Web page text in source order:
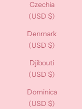
Czechia
(USD $)
Denmark
(USD $)
Djibouti
(USD $)
Dominica
(USD $)